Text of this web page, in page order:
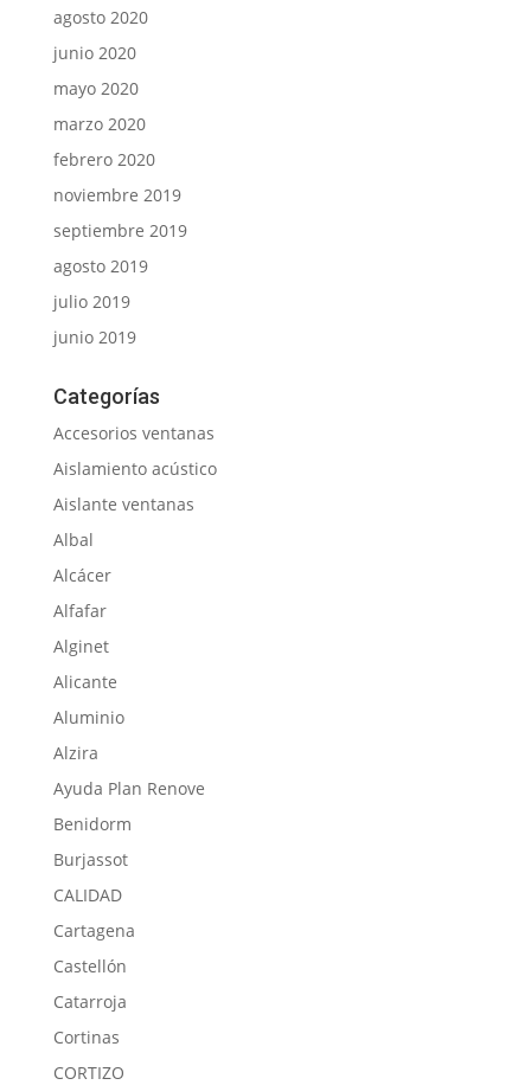
agosto 2020
junio 2020
mayo 2020
marzo 2020
febrero 2020
noviembre 2019
septiembre 2019
agosto 2019
julio 2019
junio 2019
Categorías
Accesorios ventanas
Aislamiento acústico
Aislante ventanas
Albal
Alcácer
Alfafar
Alginet
Alicante
Aluminio
Alzira
Ayuda Plan Renove
Benidorm
Burjassot
CALIDAD
Cartagena
Castellón
Catarroja
Cortinas
CORTIZO